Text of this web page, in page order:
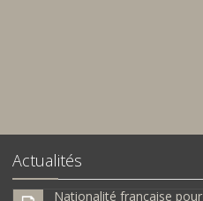
Actualités
Nationalité française pour